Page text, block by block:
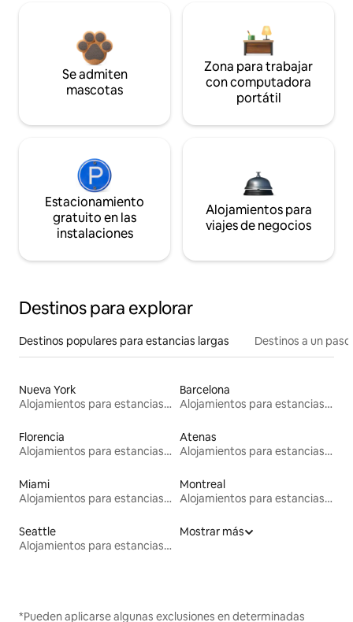
Se admiten
mascotas
Zona para trabajar
con computadora
portátil
Estacionamiento
gratuito en las
instalaciones
Alojamientos para
viajes de negocios
Destinos para explorar
Destinos populares para estancias largas Destinos a un
Nueva York
Alojamientos para estancias largas
Barcelona
Alojamientos para estancias largas
Florencia
Alojamientos para estancias largas
Atenas
Alojamientos para estancias largas
Miami
Alojamientos para estancias largas
Montreal
Alojamientos para estancias largas
Seattle
Alojamientos para estancias largas
Mostrar más
*Pueden aplicarse algunas exclusiones en determinadas